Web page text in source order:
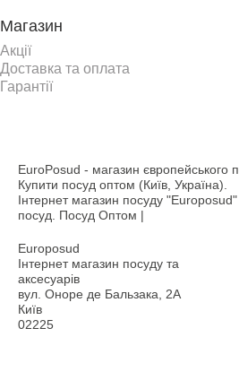
Магазин
Акції
Доставка та оплата
Гарантії
EuroPosud - магазин європейського
Купити посуд оптом (Київ, Україна).
Інтернет магазин посуду
посуд. Посуд Оптом |
Europosud
Інтернет магазин посуду та
аксесуарів
вул. Оноре де Бальзака, 2А
Київ
02225